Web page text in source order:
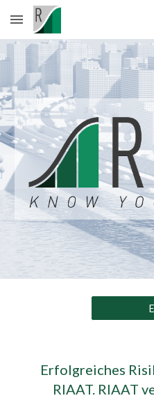
Skip to main content
Erfolgreiches
RIAAT. RIAAT